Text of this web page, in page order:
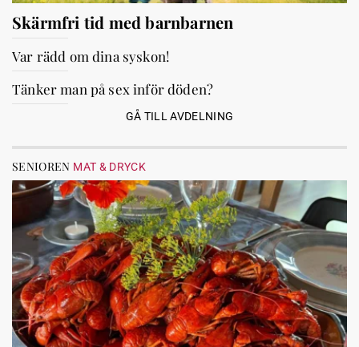
Skärmfri tid med barnbarnen
Var rädd om dina syskon!
Tänker man på sex inför döden?
GÅ TILL AVDELNING
SENIOREN MAT & DRYCK